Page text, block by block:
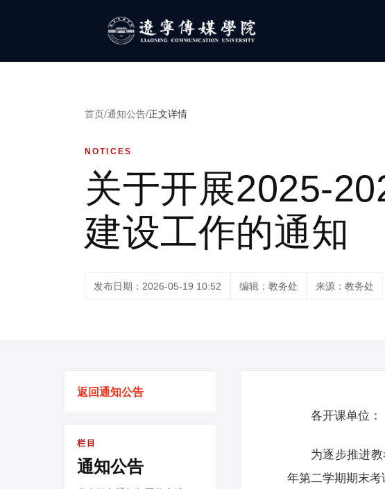
首页/通知公告/正文详情
NOTICES
关于开展2025-
建设工作的通知
发布日期：2026-05-19 10:52 编辑：教务处 来源：教务处
返回通知公告
栏目
通知公告
各开课单位：
为逐步推进
年第二学期期末考